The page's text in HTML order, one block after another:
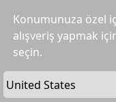
Konumunuza özel
alışveriş yapmak
seçin.